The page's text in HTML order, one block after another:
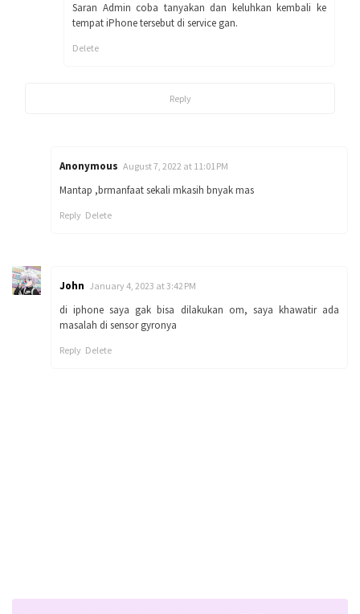
Saran Admin coba tanyakan dan keluhkan kembali ke
tempat iPhone tersebut di service gan.
Delete
Reply
Anonymous August 7, 2022 at 11:01 PM
Mantap ,brmanfaat sekali mkasih bnyak mas
Reply Delete
John January 4, 2023 at 3:42 PM
di iphone saya gak bisa dilakukan om, saya khawatir ada
masalah di sensor gyronya
Reply Delete